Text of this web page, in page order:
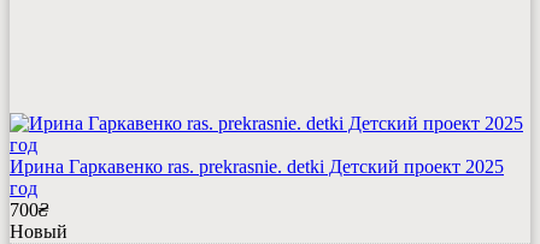
Ирина Гаркавенко ras. prekrasnie. detki Детский проект 2025
год
700₴
Новый